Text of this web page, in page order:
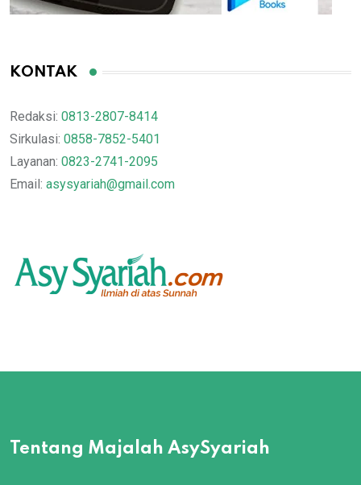
KONTAK
Redaksi: 0813-2807-8414
Sirkulasi: 0858-7852-5401
Layanan: 0823-2741-2095
Email: asysyariah@gmail.com
Tentang Majalah AsySyariah